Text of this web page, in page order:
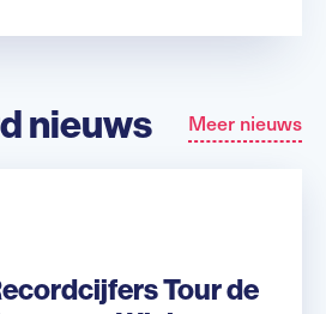
nieuws Meer nieuws
Tour de